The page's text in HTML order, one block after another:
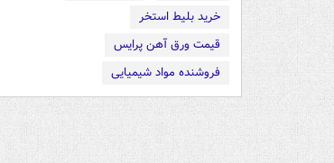
خرید بلیط استخر
قیمت ورق آهن پرایس
فروشنده مواد شیمیایی